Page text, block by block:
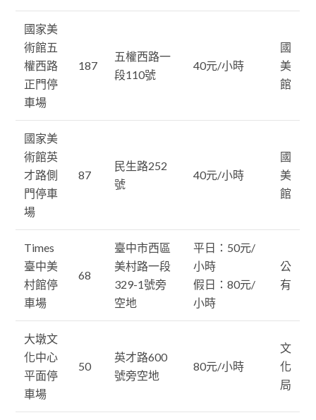
國家美
術館五
權西路
正門停
車場
187
五權西路一
段110號
40元/小時
國
美
館
國家美
術館英
才路側
門停車
場
87
民生路252
號
40元/小時
國
美
館
Times
臺中美
村館停
車場
68
臺中市西區
美村路一段
329-1號旁
空地
平日：50元/
小時
假日：80元/
小時
公
有
大墩文
化中心
平面停
車場
50
英才路600
號旁空地
80元/小時
文
化
局